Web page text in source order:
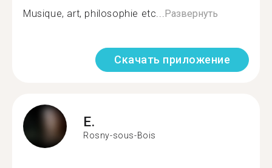
Musique, art, philosophie etc... Развернуть
Скачать приложение
E.
Rosny-sous-Bois